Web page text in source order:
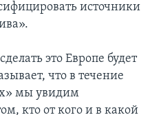
источники
это Европе будет
что в течение
мы увидим
кто от кого и в какой